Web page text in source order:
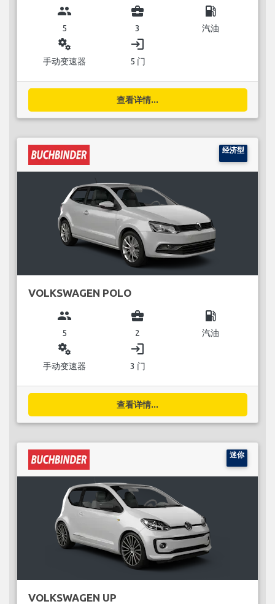
group
5
business_center
3
local_gas_station
汽油
miscellaneous_services
手动变速器
login
5 门
查看详情...
经济型
VOLKSWAGEN POLO
group
5
business_center
2
local_gas_station
汽油
miscellaneous_services
手动变速器
login
3 门
查看详情...
迷你
VOLKSWAGEN UP